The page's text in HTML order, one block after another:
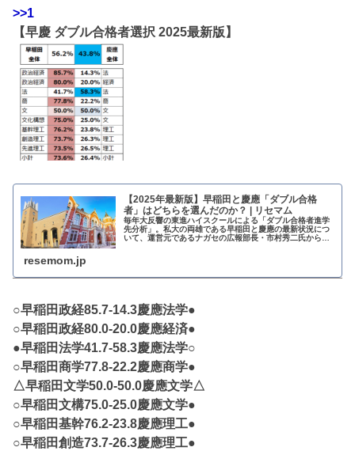
>>1
【早慶 ダブル合格者選択 2025最新版】
【2025年最新版】早稲田と慶應「ダブル合格
者」はどちらを選んだのか？ | リセマム
毎年大反響の東進ハイスクールによる「ダブル合格者進学
先分析」。私大の両雄である早稲田と慶應の最新状況につ
いて、運営元であるナガセの広報部長・市村秀二氏から最
resemom.jp
○早稲田政経85.7-14.3慶應法学●
○早稲田政経80.0-20.0慶應経済●
●早稲田法学41.7-58.3慶應法学○
○早稲田商学77.8-22.2慶應商学●
△早稲田文学50.0-50.0慶應文学△
○早稲田文構75.0-25.0慶應文学●
○早稲田基幹76.2-23.8慶應理工●
○早稲田創造73.7-26.3慶應理工●